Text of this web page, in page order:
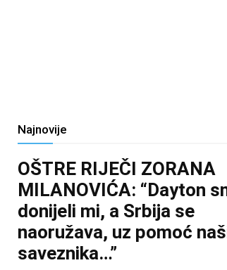
Najnovije
OŠTRE RIJEČI ZORANA
MILANOVIĆA: “Dayton
donijeli mi, a Srbija se
naoružava, uz pomoć
saveznika…”